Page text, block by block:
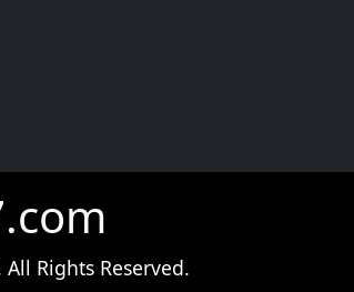
Rights Reserved.